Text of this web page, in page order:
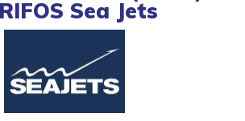
Sea Jets